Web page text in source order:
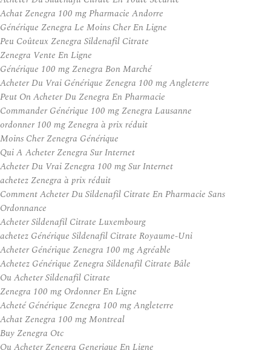
Achat Zenegra 100 mg Pharmacie Andorre
Générique Zenegra Le Moins Cher En Ligne
Peu Coûteux Zenegra Sildenafil Citrate
Zenegra Vente En Ligne
Générique 100 mg Zenegra Bon Marché
Acheter Du Vrai Générique Zenegra 100 mg Angleterre
Peut On Acheter Du Zenegra En Pharmacie
Commander Générique 100 mg Zenegra Lausanne
ordonner 100 mg Zenegra à prix réduit
Moins Cher Zenegra Générique
Qui A Acheter Zenegra Sur Internet
Acheter Du Vrai Zenegra 100 mg Sur Internet
achetez Zenegra à prix réduit
Comment Acheter Du Sildenafil Citrate En Pharmacie Sans
Ordonnance
Acheter Sildenafil Citrate Luxembourg
achetez Générique Sildenafil Citrate Royaume-Uni
Acheter Générique Zenegra 100 mg Agréable
Achetez Générique Zenegra Sildenafil Citrate Bâle
Ou Acheter Sildenafil Citrate
Zenegra 100 mg Ordonner En Ligne
Acheté Générique Zenegra 100 mg Angleterre
Achat Zenegra 100 mg Montreal
Buy Zenegra Otc